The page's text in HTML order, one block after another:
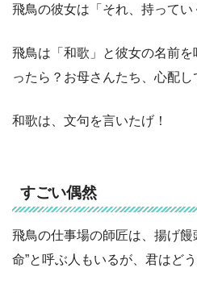
飛鳥の彼女は「それ、持ってい
飛鳥は「和歌」と彼女の名前
ったら？お母さんたち、心配
和歌は、文句を言いたげ！
すごい偶然
飛鳥の仕事場の師匠は、揚げ饅
命”と呼ぶ人もいるが、君はど